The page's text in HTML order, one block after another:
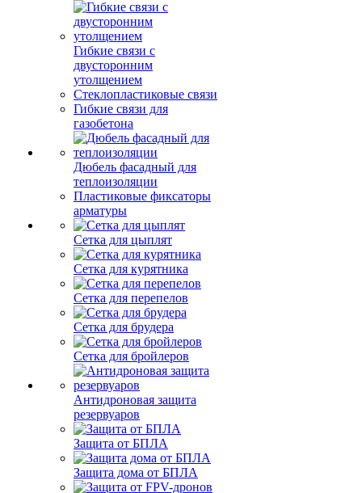
Гибкие связи с
двусторонним
утолщением
Стеклопластиковые связи
Гибкие связи для
газобетона
Дюбель фасадный для
теплоизоляции
Пластиковые фиксаторы
арматуры
Сетка для цыплят
Сетка для курятника
Сетка для перепелов
Сетка для брудера
Сетка для бройлеров
Антидроновая защита
резервуаров
Защита от БПЛА
Защита дома от БПЛА